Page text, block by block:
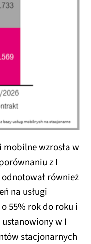
mobilne wzrosła w
z I
również
na usługi
55% rok do roku i
w I
stacjonarnych